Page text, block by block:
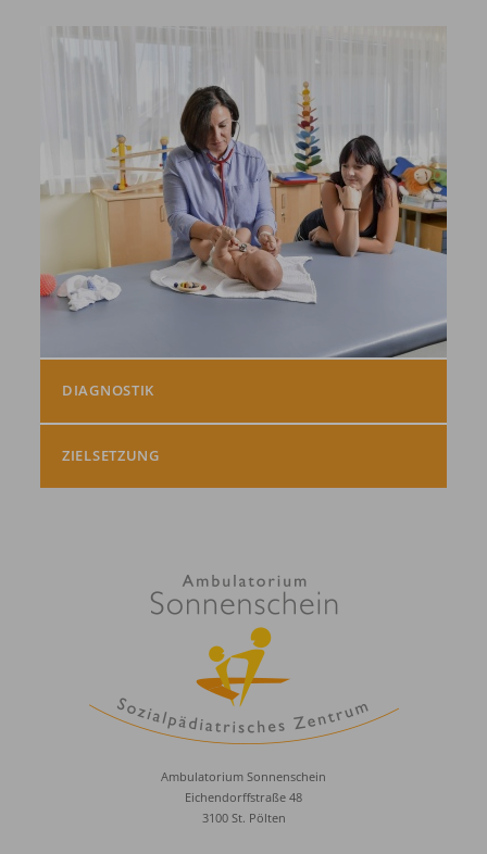
DIAGNOSTIK
ZIELSETZUNG
Ambulatorium Sonnenschein
Eichendorffstraße 48
3100 St. Pölten